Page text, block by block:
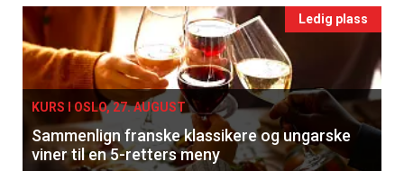
Ledig plass
KURS I OSLO, 27. AUGUST
Sammenlign franske klassikere og ungarske
viner til en 5-retters meny